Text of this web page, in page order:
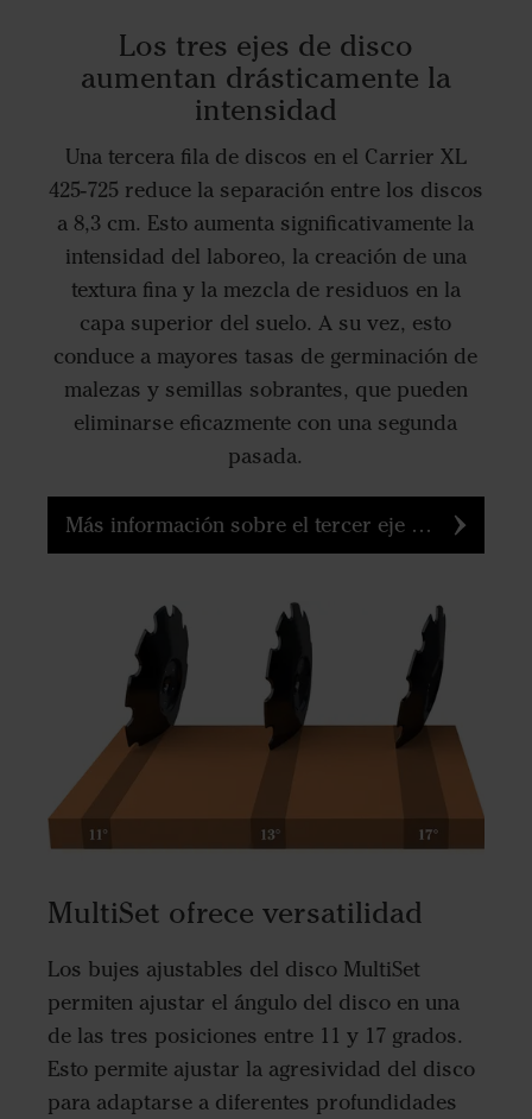
Los tres ejes de disco
aumentan drásticamente la
intensidad
Una tercera fila de discos en el Carrier XL
425-725 reduce la separación entre los discos
a 8,3 cm. Esto aumenta significativamente la
intensidad del laboreo, la creación de una
textura fina y la mezcla de residuos en la
capa superior del suelo. A su vez, esto
conduce a mayores tasas de germinación de
malezas y semillas sobrantes, que pueden
eliminarse eficazmente con una segunda
pasada.
Más información sobre el tercer eje de discos delanteros
MultiSet ofrece versatilidad
Los bujes ajustables del disco MultiSet
permiten ajustar el ángulo del disco en una
de las tres posiciones entre 11 y 17 grados.
Esto permite ajustar la agresividad del disco
para adaptarse a diferentes profundidades